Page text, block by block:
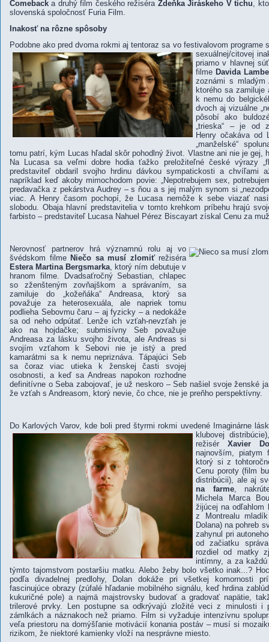
Comeback a druhý film českého režiséra Zdeňka Jiráskeho V tichu,
slovenská spoločnosť Furia Film.
Inakosť na rôzne spôsoby
Podobne ako pred dvoma rokmi aj tentoraz sa vo festivalovom
sexuálnej/citovej
priamo v hlavnej
filme Davida
zoznámi s mladým
ktorého sa
k nemu do
dvoch aj vizuálne
pôsobí ako
„trieska“ – je od
Henry očakáva od
„manželské“
tomu patrí, kým Lucas hľadal skôr pohodlný život. Vlastne ani nie je gej,
Na Lucasa sa veľmi dobre hodia ťažko preložiteľné české výrazy
predstaviteľ obdaril svojho hrdinu dávkou sympatickosti a chvíľami
napríklad keď akoby mimochodom povie: „Nepotrebujem sex,
predavačka z pekárstva Audrey – s ňou a s jej malým synom si
viac. A Henry časom pochopí, že Lucasa nemôže k sebe viazať
slobodu. Obaja hlavní predstavitelia v tomto krehkom príbehu hrajú
farbisto – predstaviteľ Lucasa Nahuel Pérez Biscayart získal Cenu za
Nerovnosť partnerov hrá významnú rolu aj vo
švédskom filme Niečo sa musí zlomiťrežiséra
Estera Martina Bergsmarka, ktorý ním debutuje v
hranom filme. Dvadsaťročný Sebastian, chlapec
so zženšteným zovňajškom a správaním, sa
zamiluje do „kožeňáka“ Andreasa, ktorý sa
považuje za heterosexuála, ale napriek tomu
podlieha Sebovmu čaru – aj fyzicky – a nedokáže
sa od neho odpútať. Lenže ich vzťah-nevzťah je
ako na hojdačke; submisívny Seb považuje
Andreasa za lásku svojho života, ale Andreas si
svojím vzťahom k Sebovi nie je istý a pred
kamarátmi sa k nemu nepriznáva. Tápajúci Seb
sa čoraz viac utieka k ženskej časti svojej
osobnosti, a keď sa Andreas napokon rozhodne
definitívne o Seba zabojovať, je už neskoro – Seb našiel svoje ženské
že vzťah s Andreasom, ktorý nevie, čo chce, nie je preňho perspektívny.
Do Karlových Varov, kde boli pred štyrmi rokmi uvedené Imaginárne
klubovej
režisérXavier
najnovším, piatym
ktorý si z
Cenu poroty (film
distribúcii), ale aj
na farme,
Michela Marca
žijúcej na odľahlom
z Montrealu
Dolana) na pohreb
zahynul pri
od začiatku
rozdiel od matky
intímny, a za
týmto tajomstvom postaršiu matku. Alebo žeby bolo všetko inak...?
podľa divadelnej predlohy, Dolan dokáže pri všetkej komornosti
fascinujúce obrazy (zúfalé hľadanie mobilného signálu, keď hrdina
kukuričné pole) a najmä majstrovsky budovať a gradovať napätie,
trilerové prvky. Len postupne sa odkrývajú zložité veci z minulosti
zámlkách a náznakoch než priamo. Film si vyžaduje intenzívnu
veľa priestoru na domýšľanie motivácií konania postáv – musí si
rizikom, že niektoré kamienky vloží na nesprávne miesto.